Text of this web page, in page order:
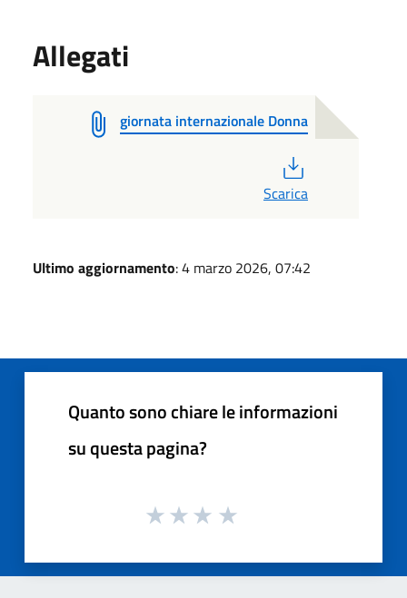
Allegati
giornata internazionale Donna
Scarica
Ultimo aggiornamento: 4 marzo 2026, 07:42
Quanto sono chiare le informazioni
su questa pagina?